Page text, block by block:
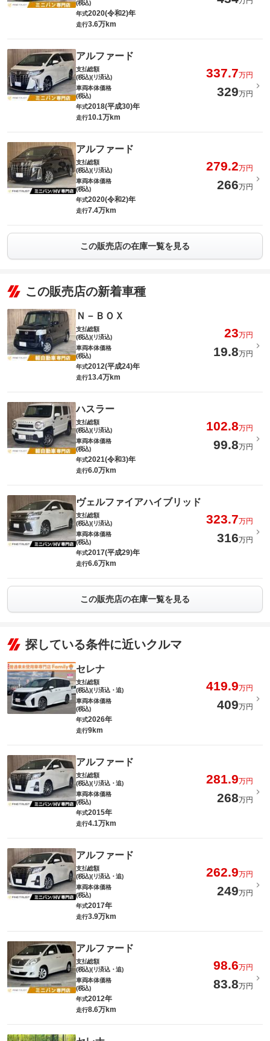
(税込)
年式2020(令和2)年
走行3.6万km
アルファード
支払総額
(税込)(リ済込)
337.7万円
車両本体価格
(税込)
329万円
年式2018(平成30)年
走行10.1万km
アルファード
支払総額
(税込)(リ済込)
279.2万円
車両本体価格
(税込)
266万円
年式2020(令和2)年
走行7.4万km
この販売店の在庫一覧を見る
この販売店の新着車種
Ｎ－ＢＯＸ
支払総額
(税込)(リ済込)
23万円
車両本体価格
(税込)
19.8万円
年式2012(平成24)年
走行13.4万km
ハスラー
支払総額
(税込)(リ済込)
102.8万円
車両本体価格
(税込)
99.8万円
年式2021(令和3)年
走行6.0万km
ヴェルファイアハイブリッド
支払総額
(税込)(リ済込)
323.7万円
車両本体価格
(税込)
316万円
年式2017(平成29)年
走行6.6万km
この販売店の在庫一覧を見る
探している条件に近いクルマ
セレナ
支払総額
(税込)(リ済込・追)
419.9万円
車両本体価格
(税込)
409万円
年式2026年
走行9km
アルファード
支払総額
(税込)(リ済込・追)
281.9万円
車両本体価格
(税込)
268万円
年式2015年
走行4.1万km
アルファード
支払総額
(税込)(リ済込・追)
262.9万円
車両本体価格
(税込)
249万円
年式2017年
走行3.9万km
アルファード
支払総額
(税込)(リ済込・追)
98.6万円
車両本体価格
(税込)
83.8万円
年式2012年
走行8.6万km